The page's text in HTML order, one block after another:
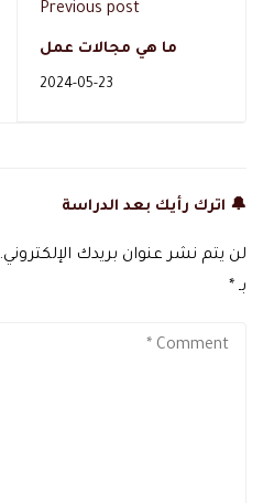
Previous post
ما هي مجالات عمل
تخصص إدارة أعمال عامة
2024-05-23
🔔 اترك رأيك بعد الدراسة
لن يتم نشر عنوان بريدك الإلكتروني.
بـ *